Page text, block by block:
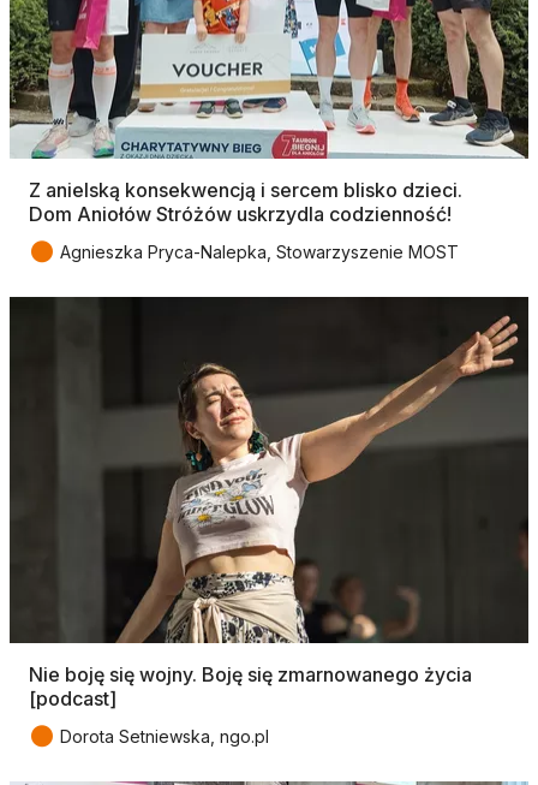
Z anielską konsekwencją i sercem blisko dzieci.
Dom Aniołów Stróżów uskrzydla codzienność!
● Agnieszka Pryca-Nalepka, Stowarzyszenie MOST
Nie boję się wojny. Boję się zmarnowanego życia
[podcast]
● Dorota Setniewska, ngo.pl